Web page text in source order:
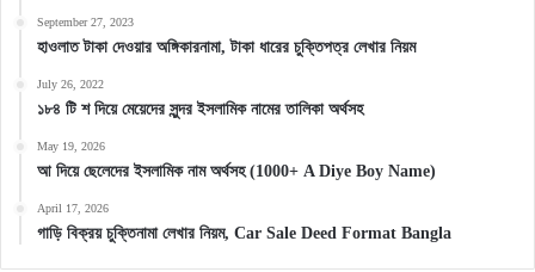
September 27, 2023
হাওলাত টাকা দেওয়ার অঙ্গিকারনামা, টাকা ধারের চুক্তিপত্র লেখার নিয়ম
July 26, 2022
১৮৪ টি শ দিয়ে মেয়েদের সুন্দর ইসলামিক নামের তালিকা অর্থসহ
May 19, 2026
আ দিয়ে ছেলেদের ইসলামিক নাম অর্থসহ (1000+ A Diye Boy Name)
April 17, 2026
গাড়ি বিক্রয় চুক্তিনামা লেখার নিয়ম, Car Sale Deed Format Bangla